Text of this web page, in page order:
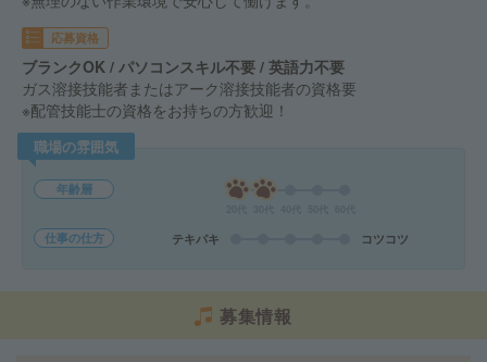
応募資格
ブランクOK / パソコンスキル不要 / 英語力不要
ガス溶接技能者またはアーク溶接技能者の資格要
※配管技能士の資格をお持ちの方歓迎！
職場の雰囲気
年齢層
仕事の仕方 テキパキ コツコツ
募集情報